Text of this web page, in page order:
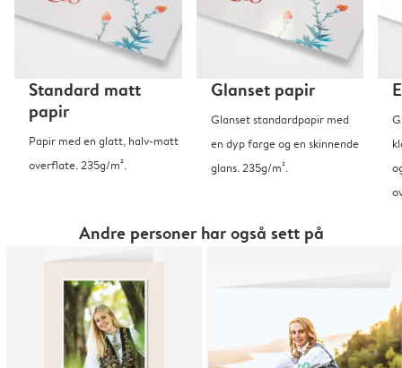
Standard matt
papir
Papir med en glatt, halv-matt
overflate. 235g/m².
Glanset papir
Glanset standardpapir med
en dyp farge og en skinnende
glans. 235g/m².
Andre personer har også sett på